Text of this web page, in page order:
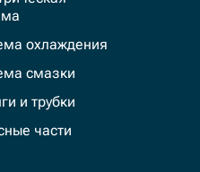
охлаждения
смазки
и трубки
части